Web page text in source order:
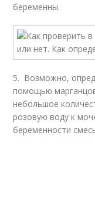
беременны.
5. Возможно,
помощью
небольшое
розовую воду к
беременности